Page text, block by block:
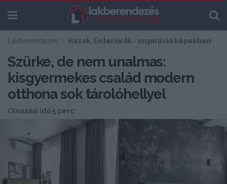
Lakberendezés Házak, Enteriőrök - inspiráció képekben
Szürke, de nem unalmas:
kisgyermekes család modern
otthona sok tárolóhellyel
Olvasási idő 5 perc